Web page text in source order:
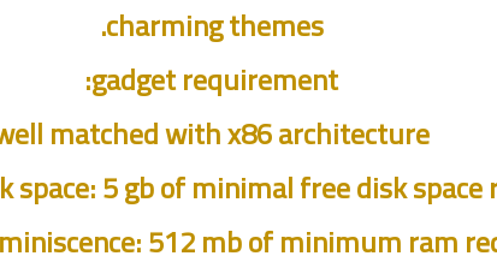
charming themes.
gadget requirement:
matched with x86 architecture
space: 5 gb of minimal free disk
512 mb of minimum ram